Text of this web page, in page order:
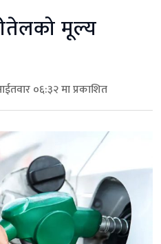
मूल्य
०६:३२ मा प्रकाशित